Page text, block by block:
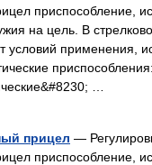
приспособление,
на цель. В
условий применения,
…
прицел —
приспособление,